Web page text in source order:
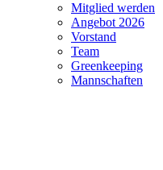
Mitglied werden
Angebot 2026
Vorstand
Team
Greenkeeping
Mannschaften